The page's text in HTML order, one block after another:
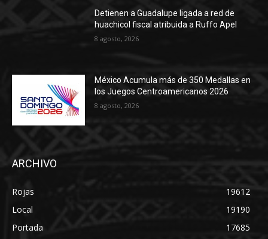
Detienen a Guadalupe ligada a red de
huachicol fiscal atribuida a Ruffo Apel
8 agosto, 2026
México Acumula más de 350 Medallas en
los Juegos Centroamericanos 2026
8 agosto, 2026
ARCHIVO
Rojas
19612
Local
19190
Portada
17685